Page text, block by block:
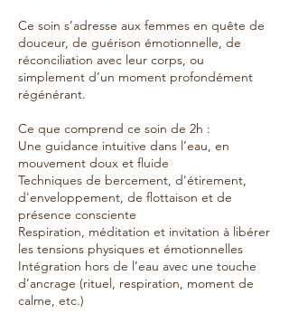
Ce soin s’adresse aux femmes en quête de
douceur, de guérison émotionnelle, de
réconciliation avec leur corps, ou
simplement d’un moment profondément
régénérant.
Ce que comprend ce soin de 2h :
Une guidance intuitive dans l’eau, en
mouvement doux et fluide
Techniques de bercement, d'étirement,
d'enveloppement, de flottaison et de
présence consciente
Respiration, méditation et invitation à libérer
les tensions physiques et émotionnelles
Intégration hors de l’eau avec une touche
d’ancrage (rituel, respiration, moment de
calme, etc.)